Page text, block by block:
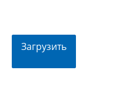
Загрузить